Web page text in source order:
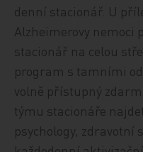
denní stacionář. U
Alzheimerovy nemoci
stacionář na celou
program s tamními
volně přístupný
týmu stacionáře
psychology,